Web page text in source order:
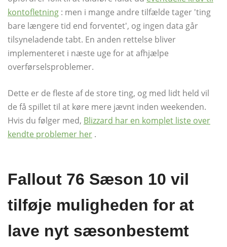
kontofletning : men i mange andre tilfælde tager 'ting
bare længere tid end forventet', og ingen data går
tilsyneladende tabt. En anden rettelse bliver
implementeret i næste uge for at afhjælpe
overførselsproblemer.
Dette er de fleste af de store ting, og med lidt held vil
de få spillet til at køre mere jævnt inden weekenden.
Hvis du følger med, Blizzard har en komplet liste over
kendte problemer her .
Fallout 76 Sæson 10 vil
tilføje muligheden for at
lave nyt sæsonbestemt